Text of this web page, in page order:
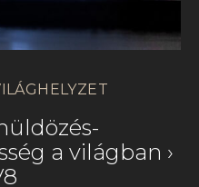
a világban ›